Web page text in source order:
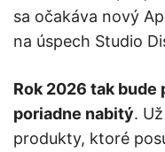
sa očakáva nový
na úspech Studio
Rok 2026 tak bude
poriadne nabitý.
produkty, ktoré